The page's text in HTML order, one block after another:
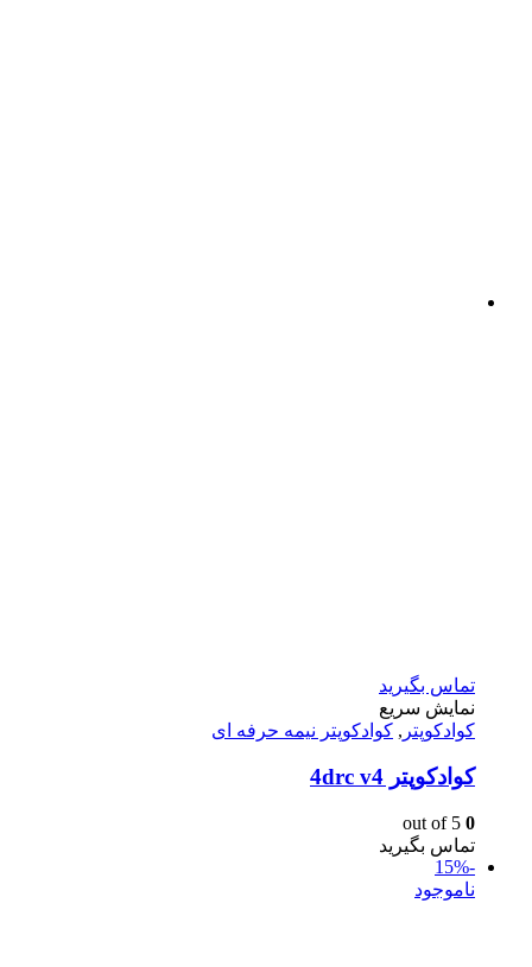
تماس بگیرید
نمایش سریع
کوادکوپتر , کوادکوپتر نیمه حرفه ای
کوادکوپتر 4drc v4
0
تماس بگیرید
-15%
ناموجود